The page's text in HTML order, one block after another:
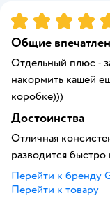
Рейтинг:5
Общие
Отдельный плюс -
накормить кашей
коробке)))
Достоинства
Отличная
разводится
Перейти к бренду
Перейти к товару